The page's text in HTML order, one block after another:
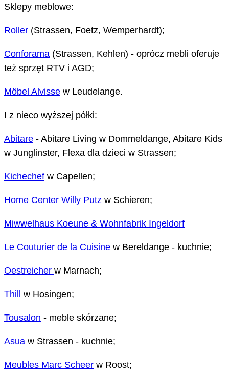
Sklepy meblowe:
Roller (Strassen, Foetz, Wemperhardt);
Conforama (Strassen, Kehlen) - oprócz mebli oferuje
też sprzęt RTV i AGD;
Möbel Alvisse w Leudelange.
I z nieco wyższej półki:
Abitare - Abitare Living w Dommeldange, Abitare Kids
w Junglinster, Flexa dla dzieci w Strassen;
Kichechef w Capellen;
Home Center Willy Putz w Schieren;
Miwwelhaus Koeune & Wohnfabrik Ingeldorf
Le Couturier de la Cuisine w Bereldange - kuchnie;
Oestreicher w Marnach;
Thill w Hosingen;
Tousalon - meble skórzane;
Asua w Strassen - kuchnie;
Meubles Marc Scheer w Roost;